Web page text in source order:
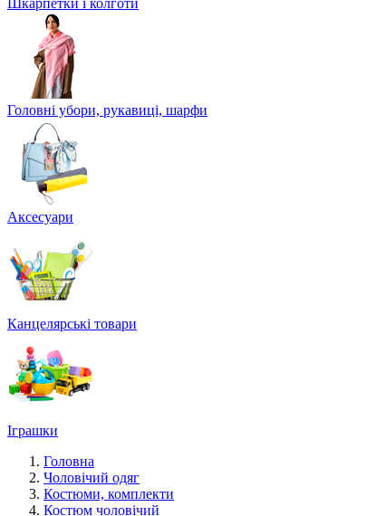
Шкарпетки і колготи
Головні убори, рукавиці, шарфи
Аксесуари
Канцелярські товари
Іграшки
Головна
Чоловічий одяг
Костюми, комплекти
Костюм чоловічий